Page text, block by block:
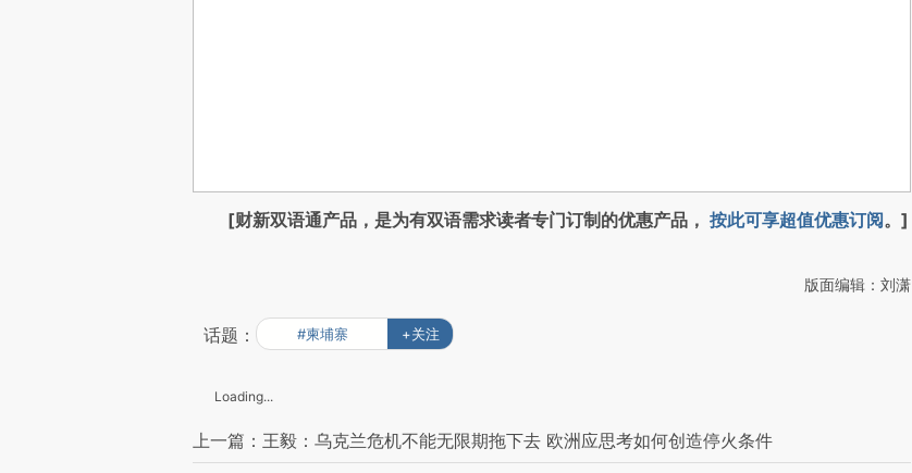
[财新双语通产品，是为有双语需求读者专门订制的优惠产品， 按此可享超值优惠订阅。]
版面编辑：刘潇
话题： #柬埔寨 +关注
Loading...
上一篇：王毅：乌克兰危机不能无限期拖下去 欧洲应思考如何创造停火条件